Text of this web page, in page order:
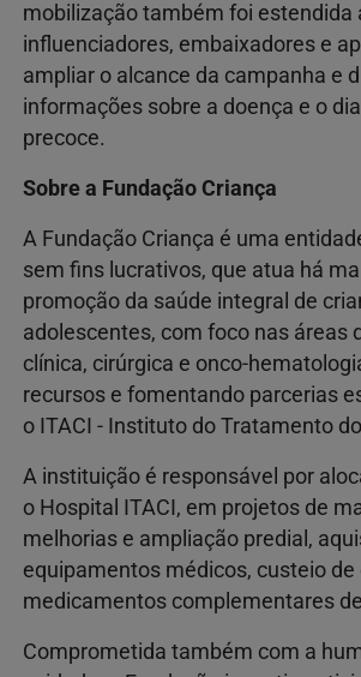
mobilização também foi estendida
influenciadores, embaixadores e
ampliar o alcance da campanha e
informações sobre a doença e o
precoce.
Sobre a Fundação Criança
A Fundação Criança é uma
sem fins lucrativos, que atua há
promoção da saúde integral de
adolescentes, com foco nas áreas
clínica, cirúrgica e onco-
recursos e fomentando parcerias
o ITACI - Instituto do Tratamento
A instituição é responsável por
o Hospital ITACI, em projetos de
melhorias e ampliação predial,
equipamentos médicos, custeio de
medicamentos complementares
Comprometida também com a